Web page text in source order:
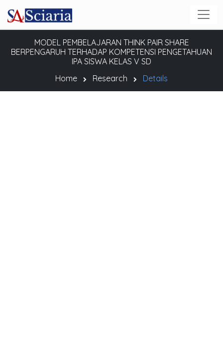
MODEL PEMBELAJARAN THINK PAIR SHARE
BERPENGARUH TERHADAP KOMPETENSI PENGETAHUAN
IPA SISWA KELAS V SD
Home
Research Details